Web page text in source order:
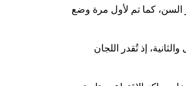
السن، كما تم لأول مرة وضع
الأولى والثانية، إذ تُقدر اللجان